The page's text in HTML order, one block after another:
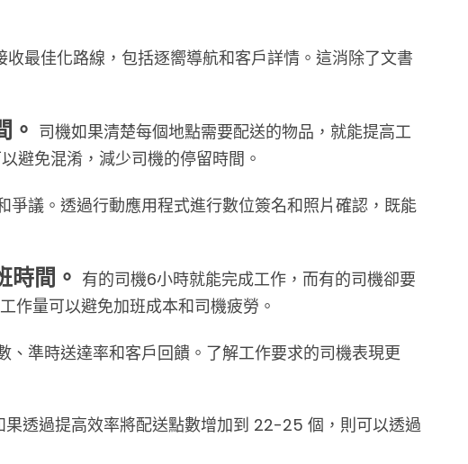
最佳化路線，包括逐嚮導航和客戶詳情。這消除了文書
。 司機如果清楚每個地點需要配送的物品，就能提高工
避免混淆，減少司機的停留時間。
爭議。透過行動應用程式進行數位簽名和照片確認，既能
時間。 有的司機6小時就能完成工作，而有的司機卻要
作量可以避免加班成本和司機疲勞。
、準時送達率和客戶回饋。了解工作要求的司機表現更
透過提高效率將配送點數增加到 22-25 個，則可以透過